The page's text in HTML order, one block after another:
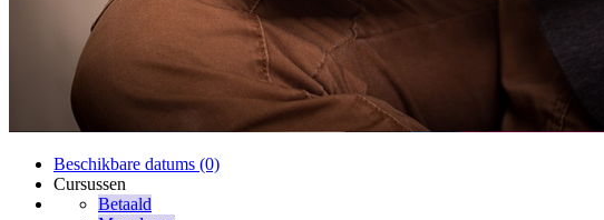
Beschikbare datums (0)
Cursussen
Betaald